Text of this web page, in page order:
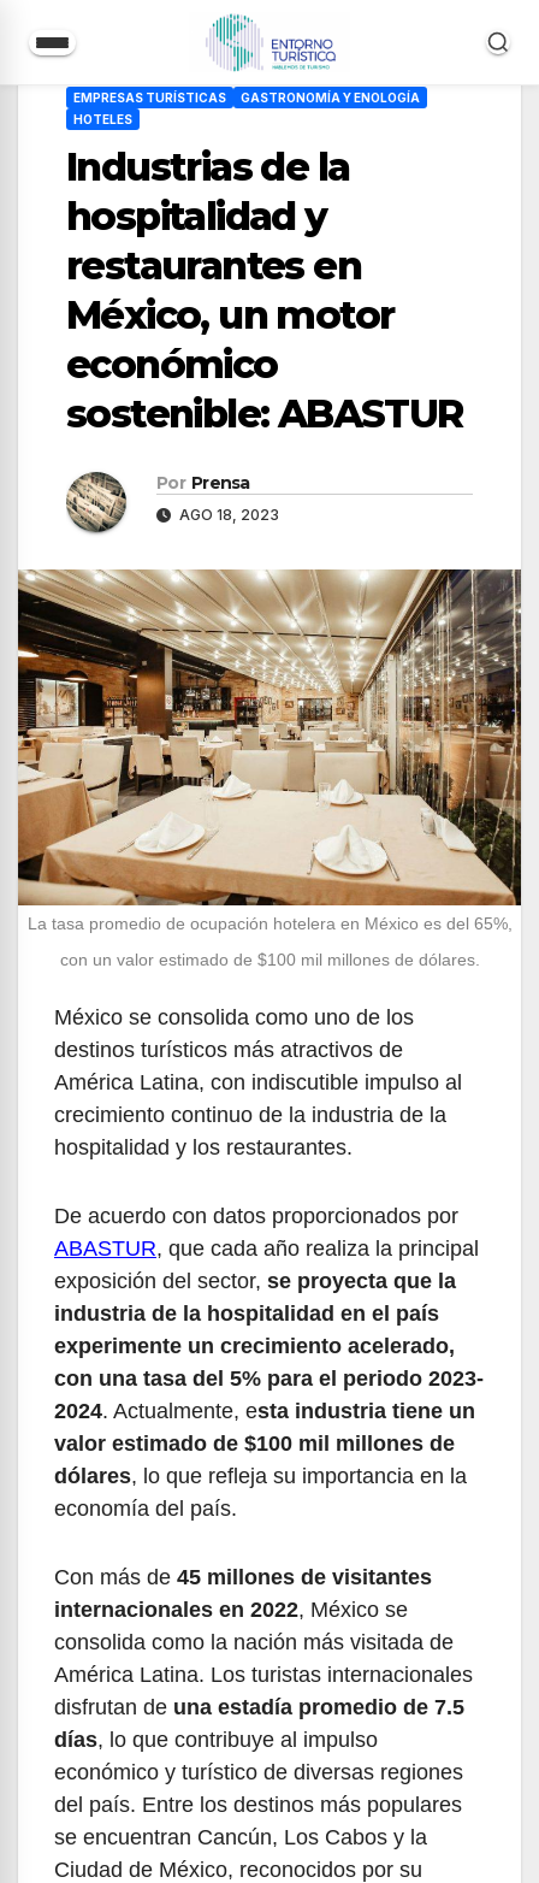
EMPRESAS TURÍSTICAS
GASTRONOMÍA Y ENOLOGÍA
HOTELES
Industrias de la
hospitalidad y
restaurantes en
México, un motor
económico
sostenible: ABASTUR
Por Prensa
AGO 18, 2023
La tasa promedio de ocupación hotelera en México es del 65%,
con un valor estimado de $100 mil millones de dólares.
México se consolida como uno de los
destinos turísticos más atractivos de
América Latina, con indiscutible impulso al
crecimiento continuo de la industria de la
hospitalidad y los restaurantes.
De acuerdo con datos proporcionados por
ABASTUR, que cada año realiza la principal
exposición del sector, se proyecta que la
industria de la hospitalidad en el país
experimente un crecimiento acelerado,
con una tasa del 5% para el periodo 2023-
2024. Actualmente, esta industria tiene un
valor estimado de $100 mil millones de
dólares, lo que refleja su importancia en la
economía del país.
Con más de 45 millones de visitantes
internacionales en 2022, México se
consolida como la nación más visitada de
América Latina. Los turistas internacionales
disfrutan de una estadía promedio de 7.5
días, lo que contribuye al impulso
económico y turístico de diversas regiones
del país. Entre los destinos más populares
se encuentran Cancún, Los Cabos y la
Ciudad de México, reconocidos por su